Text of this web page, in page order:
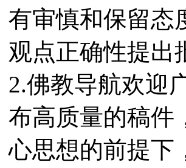
有审慎和保留态
观点正确性提出
2.佛教导航欢迎
布高质量的稿件
心思想的前提下